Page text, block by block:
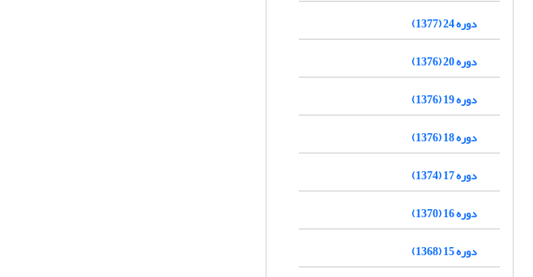
دوره 24 (1377)
دوره 20 (1376)
دوره 19 (1376)
دوره 18 (1376)
دوره 17 (1374)
دوره 16 (1370)
دوره 15 (1368)